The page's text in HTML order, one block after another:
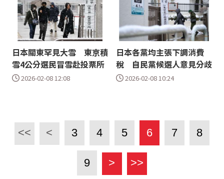
日本關東罕見大雪 東京積
雪4公分選民冒雪赴投票所
2026-02-08 12:08
日本各黨均主張下調消費
稅 自民黨候選人意見分歧
2026-02-08 10:24
<< < 3 4 5 6 7 8
9 > >>